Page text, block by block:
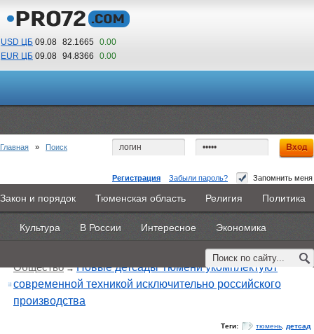
USD ЦБ 09.08 82.1665 0.00
EUR ЦБ 09.08 94.8366 0.00
10 45
По Гринвичу (GMT +5)
Регистрация Забыли пароль? Запомнить меня
Главная Новости Объявления КНИГИ ВестиNet
Каталоги 9PS Прочее
Закон и порядок Тюменская область Религия Политика
Культура В России Интересное Экономика
Главная » Поиск
Поиск по тегу: «детсад», искать подругому тегу
Найдено 3 материала
Общество→Новые детсады Тюмени укомплектуют
современной техникой исключительно российского
производства
Теги: тюмень детсад